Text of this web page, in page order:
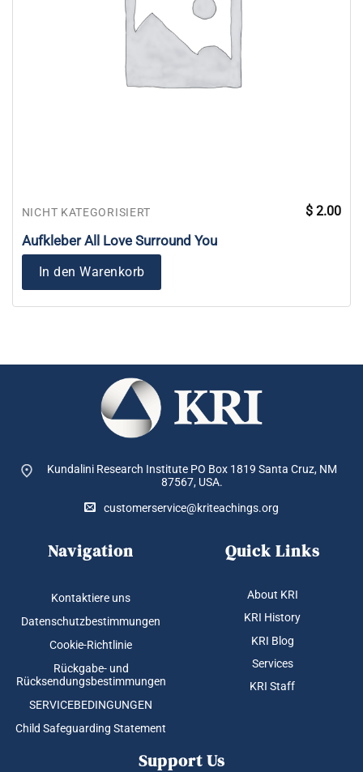
NICHT KATEGORISIERT
Aufkleber All Love Surround You
$ 2.00
In den Warenkorb
Kundalini Research Institute PO Box 1819 Santa Cruz, NM
87567, USA.
customerservice@kriteachings.org
Navigation
Kontaktiere uns
Datenschutzbestimmungen
Cookie-Richtlinie
Rückgabe- und
Rücksendungsbestimmungen
SERVICEBEDINGUNGEN
Child Safeguarding Statement
Quick Links
About KRI
KRI History
KRI Blog
Services
KRI Staff
Support Us